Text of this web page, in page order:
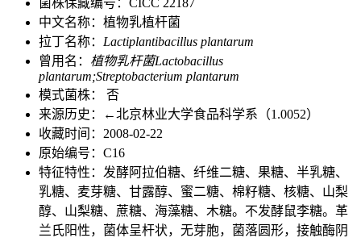
菌株保藏编号：CICC 22187
中文名称：植物乳植杆菌
拉丁名称： Lactiplantibacillus plantarum
曾用名： 植物乳杆菌Lactobacillus
plantarum;Streptobacterium plantarum
模式菌株： 否
来源历史：←北京林业大学食品科学系（1.0052）
收藏时间：2008-02-22
原始编号：C16
特征特性：发酵阿拉伯糖、纤维二糖、果糖、半乳糖、
乳糖、麦芽糖、甘露醇、蜜二糖、棉籽糖、核糖、山梨
醇、山梨糖、蔗糖、海藻糖、木糖。不发酵鼠李糖。革
兰氏阳性，菌体呈杆状，无芽胞，菌落圆形，接触酶阴